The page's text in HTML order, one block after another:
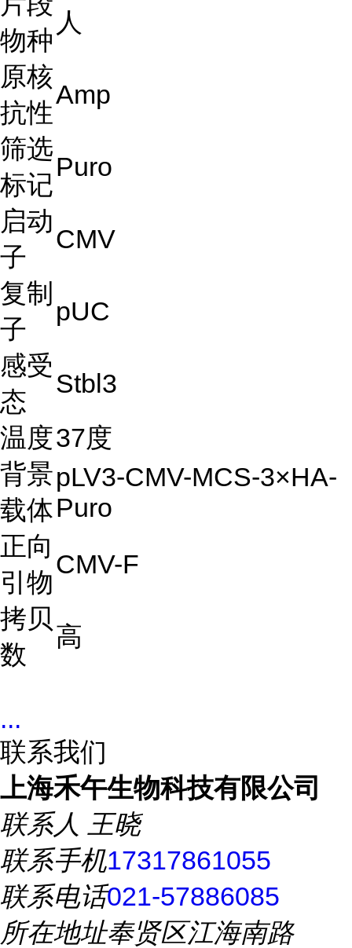
物种
人
原核
抗性
Amp
筛选
标记
Puro
启动
子
CMV
复制
子
pUC
感受
态
Stbl3
温度37度
背景
载体
pLV3-CMV-MCS-3×HA-
Puro
正向
引物
CMV-F
拷贝
数
高
...
联系我们
上海禾午生物科技有限公司
联系人 王晓
联系手机17317861055
联系电话021-57886085
所在地址奉贤区江海南路